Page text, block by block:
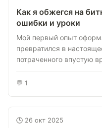
Как я обжегся на
ошибки и уроки
Мой первый опыт
превратился в
потраченного впустую
💬 1
🕒 26 окт 2025